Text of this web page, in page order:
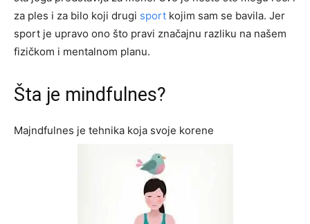
za ples i za bilo koji drugi sport kojim sam se bavila. Jer
sport je upravo ono što pravi značajnu razliku na našem
fizičkom i mentalnom planu.
Šta je mindfulnes?
Majndfulnes je tehnika koja svoje korene